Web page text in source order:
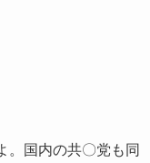
。国内の共〇党も同